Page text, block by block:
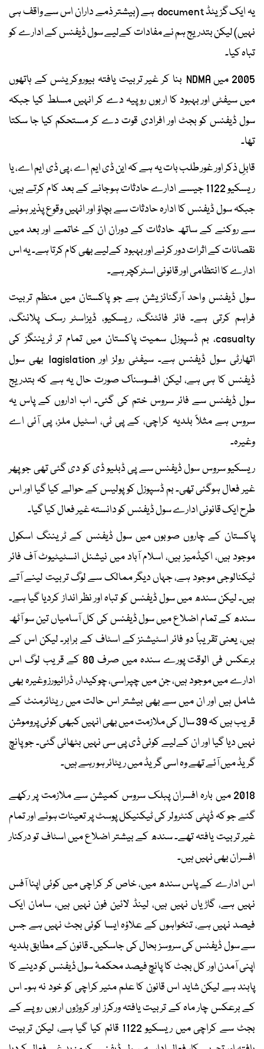
یہ ایک گزیٹڈ document ہے (بیشتر ذمے داران اس سے واقف ہی
نہیں) لیکن بتدریج ہم نے مفادات کےلیے سول ڈیفنس کے ادارے کو
تباہ کیا۔
2005 میں NDMA بنا کر غیر تربیت یافتہ بیوروکریٹس کے ہاتھوں
میں سیفٹی اور بہبود کا اربوں روپیہ دے کر انہیں مسلط کیا جبکہ
سول ڈیفنس کو بجٹ اور افرادی قوت دے کر مستحکم کیا جا سکتا
تھا۔
قابلِ ذکر اور غور طلب بات یہ ہے کہ این ڈی ایم اے ، پی ڈی ایم اے، یا
ریسکیو 1122 جیسے ادارے حادثات ہوجانے کے بعد کام کرتے ہیں،
جبکہ سول ڈیفنس کا ادارہ حادثات سے بچاؤ اور انہیں وقوع پذیر ہونے
سے روکنے کے ساتھ حادثات کے دوران ان کے خاتمے اور بعد میں
نقصانات کے اثرات دور کرنے اور بہبود کےلیے بھی کام کرتا ہے۔ یہ اس
ادارے کا انتظامی اور قانونی اسٹرکچر ہے۔
سول ڈیفنس واحد آرگنائزیشن ہے جو پاکستان میں منظم تربیت
فراہم کرتی ہے۔ فائر فائٹنگ، ریسکیو، ڈیزاسٹر رسک پلاننگ،
casualty، بم ڈسپوزل سمیت پاکستان میں تمام تر ٹریننگز کی
اتھارٹی سول ڈیفنس ہے۔ سیفٹی رولز اور lagislation بھی سول
ڈیفنس کا ہی ہے، لیکن افسوسناک صورت حال یہ ہے کہ بتدریج
سول ڈیفنس سے فائر سروس ختم کی گئی۔ اب اداروں کے پاس یہ
سروس ہے مثلاً بلدیہ کراچی، کے پی ٹی، اسٹیل ملز، پی آئی اے
وغیرہ۔
ریسکیو سروس سول ڈیفنس سے پی ڈبلیو ڈی کو دی گئی تھی جو پھر
غیر فعال ہوگئی تھی۔ بم ڈسپوزل کو پولیس کے حوالے کیا گیا اور اس
طرح ایک قانونی ادارے سول ڈیفنس کو دانستہ غیر فعال کیا گیا۔
پاکستان کے چاروں صوبوں میں سول ڈیفنس کے ٹریننگ اسکول
موجود ہیں، اکیڈمیز ہیں، اسلام آباد میں نیشنل انسٹیٹیوٹ آف فائر
ٹیکنالوجی موجود ہے، جہاں دیگر ممالک سے لوگ تربیت لینے آتے
ہیں۔ لیکن سندھ میں سول ڈیفنس کو تباہ اور نظر انداز کردیا گیا ہے۔
سندھ کے تمام اضلاع میں سول ڈیفنس کی کل آسامیاں تین سو آٹھ
ہیں، یعنی تقریباً دو فائر اسٹیشنز کے اسٹاف کے برابر۔ لیکن اس کے
برعکس فی الوقت پورے سندہ میں صرف 80 کے قریب لوگ اس
ادارے میں موجود ہیں، جن میں چپراسی، چوکیدار، ڈرائیورز وغیرہ بھی
شامل ہیں اور ان میں سے بھی بیشتر اس حالت میں ریٹائرمنٹ کے
قریب ہیں کہ 39 سال کی ملازمت میں بھی انہیں کبھی کوئی پروموشن
نہیں دیا گیا اور ان کےلیے کوئی ڈی پی سی نہیں بٹھائی گئی۔ جو پانچ
گریڈ میں آئے تھے وہ اسی گریڈ میں ریٹائر ہو رہے ہیں۔
2018 میں بارہ افسران پبلک سروس کمیشن سے ملازمت پر رکھے
گئے جو کہ ڈپٹی کنٹرولر کی ٹیکنیکل پوسٹ پر تعینات ہوئے اور تمام
غیر تربیت یافتہ تھے۔ سندھ کے بیشتر اضلاع میں اسٹاف تو درکنار
افسران بھی نہیں ہیں۔
اس ادارے کے پاس سندھ میں، خاص کر کراچی میں کوئی اپنا آفس
نہیں ہے، گاڑیاں نہیں ہیں، لینڈ لائین فون نہیں ہیں، سامان ایک
فیصد نہیں ہے، تنخواہوں کے علاؤہ ایسا کوئی بجٹ نہیں ہے جس
سے سول ڈیفنس کی سروسز بحال کی جاسکیں۔ قانون کے مطابق بلدیہ
اپنی آمدن اور کل بجٹ کا پانچ فیصد محکمۂ سول ڈیفنس کو دینے کا
پابند ہے لیکن شاید اس قانون کا علم مئیر کراچی کو خود نہ ہو۔ اس
کے برعکس چار ماہ کے تربیت یافتہ ورکرز اور کروڑوں اربوں روپے کے
بجٹ سے کراچی میں ریسکیو 1122 قائم کیا گیا ہے، لیکن تربیت